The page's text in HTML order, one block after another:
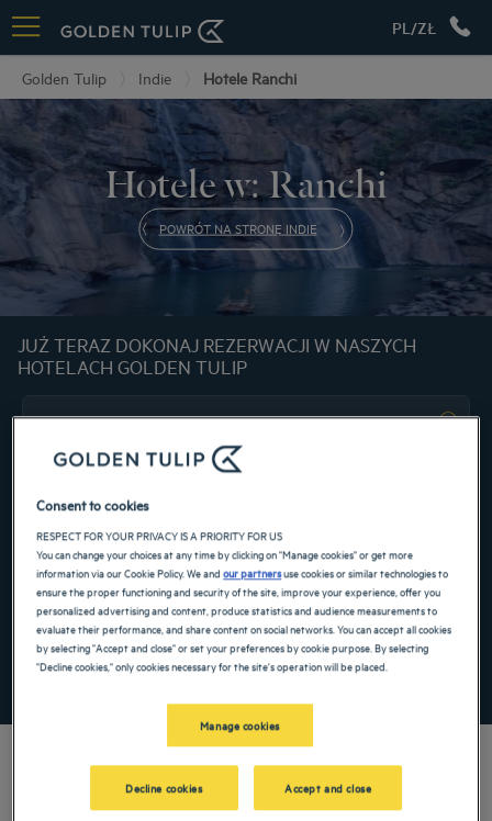
PL/ZŁ
Golden Tulip Indie Hotele Ranchi
Hotele w: Ranchi
POWRÓT NA STRONĘ INDIE
JUŻ TERAZ DOKONAJ REZERWACJI W NASZYCH
HOTELACH GOLDEN TULIP
ZNAJDŹ HOTEL
Dodaj specjalny kod
Consent to cookies
RESPECT FOR YOUR PRIVACY IS A PRIORITY FOR US
You can change your choices at any time by clicking on "Manage cookies" or get more
information via our Cookie Policy. We andour partnersuse cookies or similar technologies to
ensure the proper functioning and security of the site, improve your experience, offer you
personalized advertising and content, produce statistics and audience measurements to
evaluate their performance, and share content on social networks. You can accept all cookies
by selecting "Accept and close" or set your preferences by cookie purpose. By selecting
"Decline cookies," only cookies necessary for the site's operation will be placed.
Manage cookies
Decline cookies Accept and close